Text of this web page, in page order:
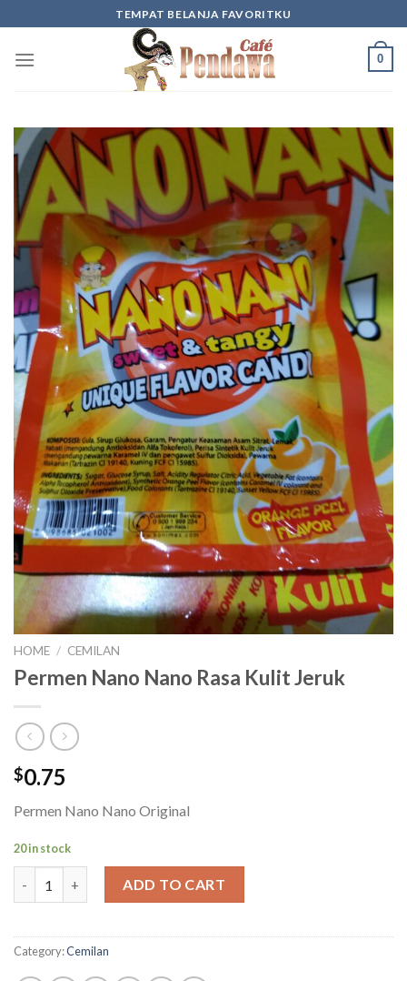
to
content
TEMPAT BELANJA FAVORITKU
0
HOME / CEMILAN
Permen Nano Nano Rasa Kulit Jeruk
$0.75
Permen Nano Nano Original
20 in stock
ADD TO CART
Category:Cemilan